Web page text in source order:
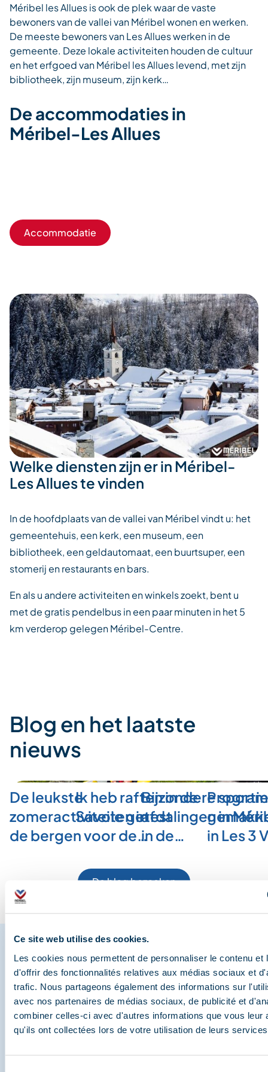
Ce site web utilise des cookies.
Les cookies nous permettent de personnaliser le contenu et
d'offrir des fonctionnalités relatives aux médias sociaux et
trafic. Nous partageons également des informations sur
avec nos partenaires de médias sociaux, de publicité et
combiner celles-ci avec d'autres informations que vous leur
qu'ils ont collectées lors de votre utilisation de leurs
Méribel les Allues is ook de plek waar de vaste
bewoners van de vallei van Méribel wonen en werken.
De meeste bewoners van Les Allues werken in de
gemeente. Deze lokale activiteiten houden de cultuur
en het erfgoed van Méribel les Allues levend, met zijn
bibliotheek, zijn museum, zijn kerk…
De accommodaties in
Méribel-Les Allues
Accommodatie
Welke diensten zijn er in Méribel-
Les Allues te vinden
In de hoofdplaats van de vallei van Méribel vindt u: het
gemeentehuis, een kerk, een museum, een
bibliotheek, een geldautomaat, een buurtsuper, een
stomerij en restaurants en bars.
En als u andere activiteiten en winkels zoekt, bent u
met de gratis pendelbus in een paar minuten in het 5
km verderop gelegen Méribel-Centre.
Blog en het laatste
nieuws
De leukste
zomeractiviteiten in
de bergen voor de…
Ik heb raften in de
Savoie getest
Bijzondere
afdalingen in
in de…
in Les 3
De blog bezoeken
Deel je momenten in
Méribel
En we zijn ook te vinden op de sociale media